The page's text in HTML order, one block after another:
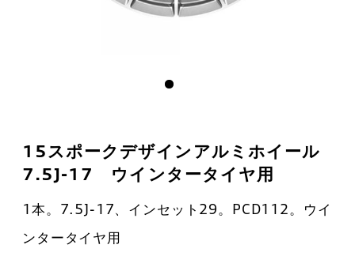
15スポークデザインアルミホイール
7.5J-17 ウインタータイヤ用
1本。7.5J-17、インセット29。PCD112。ウイ
ンタータイヤ用